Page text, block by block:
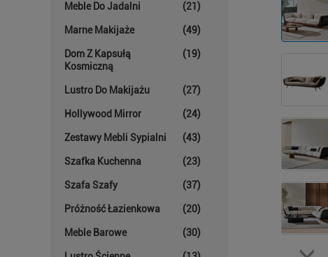
Meble Do Jadalni (21)
Marne Makijaże (49)
Dom Z Kapsułą
Kosmiczną
(19)
Lustro Do Makijażu (27)
Hollywood Mirror (24)
Zestawy Mebli Sypialni (43)
Szafka Kuchenna (23)
Szafa Szafy (37)
Próżność Łazienkowa (20)
Meble Barowe (30)